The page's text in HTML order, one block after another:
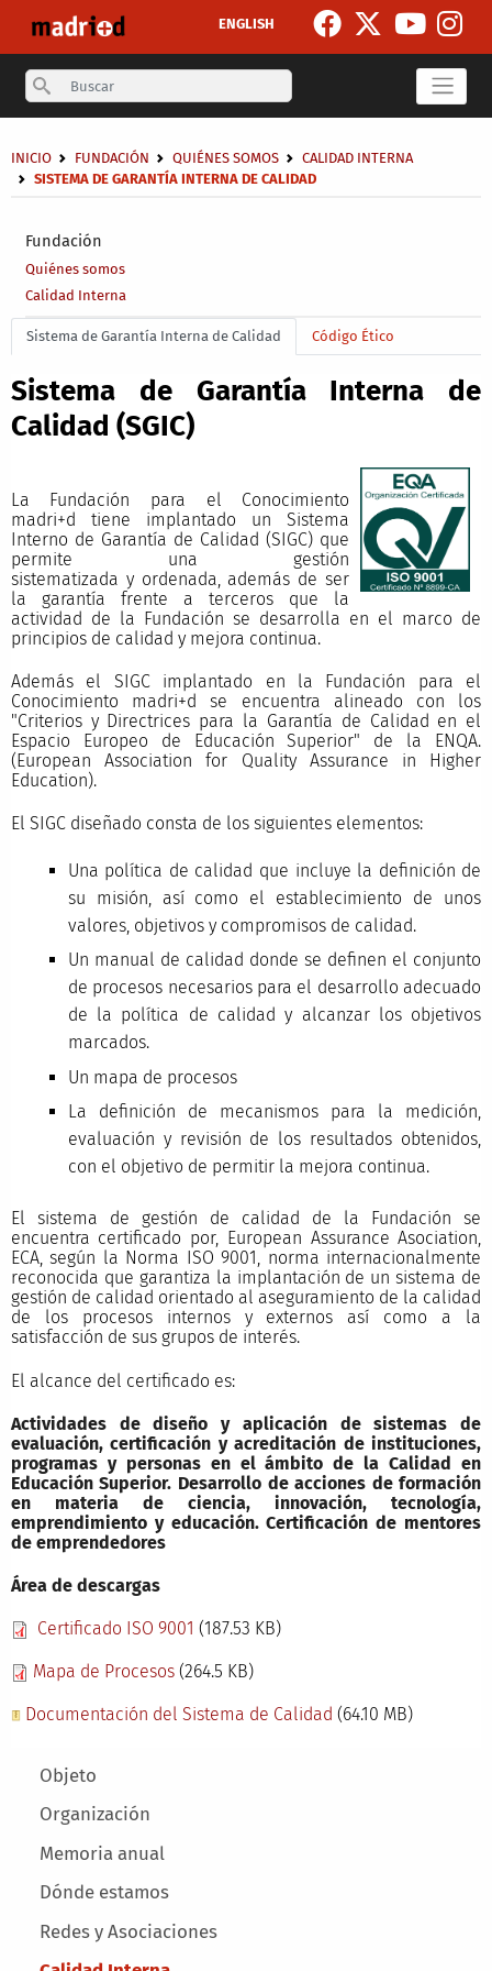
ENGLISH
Search
Fundación
Quiénes somos
Calidad Interna
Sobrescribir enlaces de ayuda a la navegación
INICIO FUNDACIÓN QUIÉNES SOMOS
CALIDAD INTERNA
SISTEMA DE GARANTÍA INTERNA DE CALIDAD
Main menu
Objeto
Organización
Memoria anual
Dónde estamos
Redes y Asociaciones
Main menu level 4
Sistema de Garantía Interna de Calidad Código Ético
Sistema de Garantía Interna de
Calidad (SGIC)
La Fundación para el Conocimiento
madri+d tiene implantado un Sistema
Interno de Garantía de Calidad (SIGC) que
permite una gestión
sistematizada y ordenada, además de ser
la garantía frente a terceros que la
actividad de la Fundación se desarrolla en el marco de
principios de calidad y mejora continua.
Además el SIGC implantado en la Fundación para el
Conocimiento madri+d se encuentra alineado con los
"Criterios y Directrices para la Garantía de Calidad en el
Espacio Europeo de Educación Superior" de la ENQA.
(European Association for Quality Assurance in Higher
Education).
El SIGC diseñado consta de los siguientes elementos:
Una política de calidad que incluye la definición de
su misión, así como el establecimiento de unos
valores, objetivos y compromisos de calidad.
Un manual de calidad donde se definen el conjunto
de procesos necesarios para el desarrollo adecuado
de la política de calidad y alcanzar los objetivos
marcados.
Un mapa de procesos
La definición de mecanismos para la medición,
evaluación y revisión de los resultados obtenidos,
con el objetivo de permitir la mejora continua.
El sistema de gestión de calidad de la Fundación se
encuentra certificado por, European Assurance Asociation,
ECA, según la Norma ISO 9001, norma internacionalmente
reconocida que garantiza la implantación de un sistema de
gestión de calidad orientado al aseguramiento de la calidad
de los procesos internos y externos así como a la
satisfacción de sus grupos de interés.
El alcance del certificado es:
Actividades de diseño y aplicación de sistemas de
evaluación, certificación y acreditación de instituciones,
programas y personas en el ámbito de la Calidad en
Educación Superior. Desarrollo de acciones de formación
en materia de ciencia, innovación, tecnología,
emprendimiento y educación. Certificación de mentores
de emprendedores
Área de descargas
Certificado ISO 9001 (187.53 KB)
Mapa de Procesos (264.5 KB)
Documentación del Sistema de Calidad (64.10 MB)